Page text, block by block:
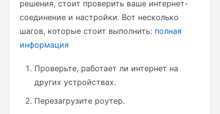
решения, стоит проверить ваше интернет-
соединение и настройки. Вот несколько
шагов, которые стоит выполнить: полная
информация
Проверьте, работает ли интернет на
других устройствах.
Перезагрузите роутер.